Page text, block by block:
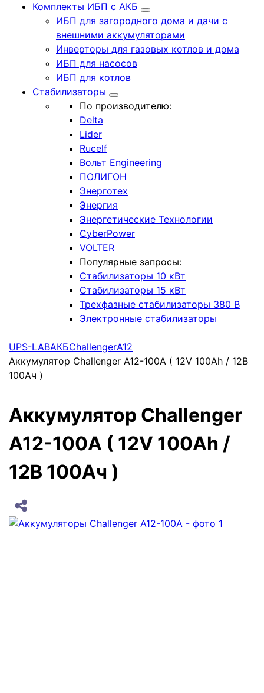
Комплекты ИБП с АКБ
ИБП для загородного дома и дачи с
внешними аккумуляторами
Инверторы для газовых котлов и дома
ИБП для насосов
ИБП для котлов
Стабилизаторы
По производителю:
Delta
Lider
Rucelf
Вольт Engineering
ПОЛИГОН
Энерготех
Энергия
Энергетические Технологии
CyberPower
VOLTER
Популярные запросы:
Стабилизаторы 10 кВт
Стабилизаторы 15 кВт
Трехфазные стабилизаторы 380 В
Электронные стабилизаторы
UPS-LABАКБChallengerA12
Аккумулятор Challenger A12-100A ( 12V 100Ah / 12В
100Ач )
Аккумулятор Challenger
A12-100A ( 12V 100Ah /
12В 100Ач )